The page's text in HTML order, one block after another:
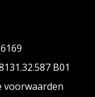
B01
voorwaarden